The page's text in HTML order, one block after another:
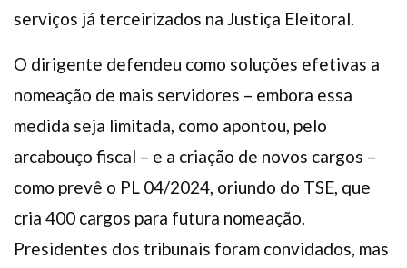
serviços já terceirizados na Justiça Eleitoral.
O dirigente defendeu como soluções efetivas a
nomeação de mais servidores – embora essa
medida seja limitada, como apontou, pelo
arcabouço fiscal – e a criação de novos cargos –
como prevê o PL 04/2024, oriundo do TSE, que
cria 400 cargos para futura nomeação.
Presidentes dos tribunais foram convidados, mas